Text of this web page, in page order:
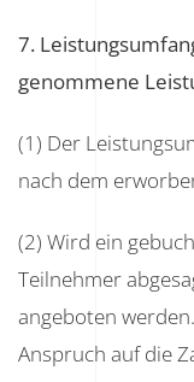
7.
genommene
(1) Der
nach dem
(2) Wird ein
Teilnehmer
angeboten
Anspruch auf die